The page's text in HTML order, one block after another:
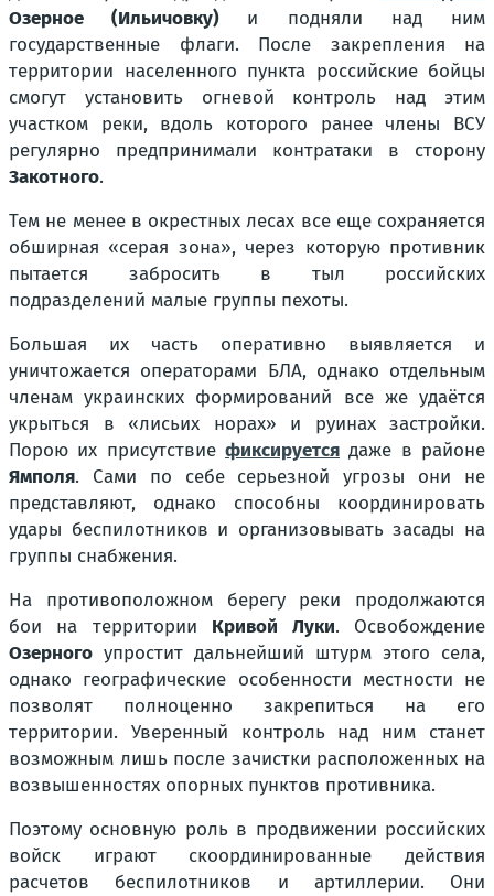
Озерное (Ильичовку) и подняли над ним
государственные флаги. После закрепления на
территории населенного пункта российские бойцы
смогут установить огневой контроль над этим
участком реки, вдоль которого ранее члены ВСУ
регулярно предпринимали контратаки в сторону
Закотного.
Тем не менее в окрестных лесах все еще сохраняется
обширная «серая зона», через которую противник
пытается забросить в тыл российских
подразделений малые группы пехоты.
Большая их часть оперативно выявляется и
уничтожается операторами БЛА, однако отдельным
членам украинских формирований все же удаётся
укрыться в «лисьих норах» и руинах застройки.
Порою их присутствие фиксируется даже в районе
Ямполя. Сами по себе серьезной угрозы они не
представляют, однако способны координировать
удары беспилотников и организовывать засады на
группы снабжения.
На противоположном берегу реки продолжаются
бои на территории Кривой Луки. Освобождение
Озерного упростит дальнейший штурм этого села,
однако географические особенности местности не
позволят полноценно закрепиться на его
территории. Уверенный контроль над ним станет
возможным лишь после зачистки расположенных на
возвышенностях опорных пунктов противника.
Поэтому основную роль в продвижении российских
войск играют скоординированные действия
расчетов беспилотников и артиллерии. Они